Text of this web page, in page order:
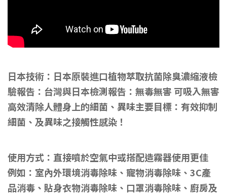
日本技術：日本原裝進口植物萃取抗菌除臭濃縮液檢
驗報告：台灣與日本檢測報告：無毒無害 可吸入無害
高效清除人體身上的細菌、異味主要目標： 有效抑制
細菌、及異味之接觸性感染！
使用方式：直接噴於空氣中或搭配造霧器使用更佳
例如： 室內外環境消毒除味、寵物消毒除味、 3C產
品消毒、 貼身衣物消毒除味、口罩消毒除味、 廚房及